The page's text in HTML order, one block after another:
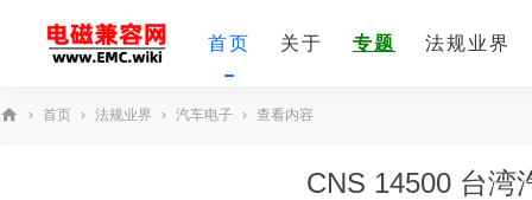
首页 关于 专题 法规业界
› 首页 › 法规业界 › 汽车电子 › 查看内容
CNS 14500 台湾